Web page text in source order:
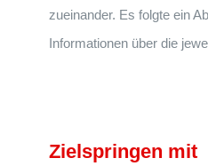
zueinander. Es folgte ein
Informationen über die
Zielspringen mit